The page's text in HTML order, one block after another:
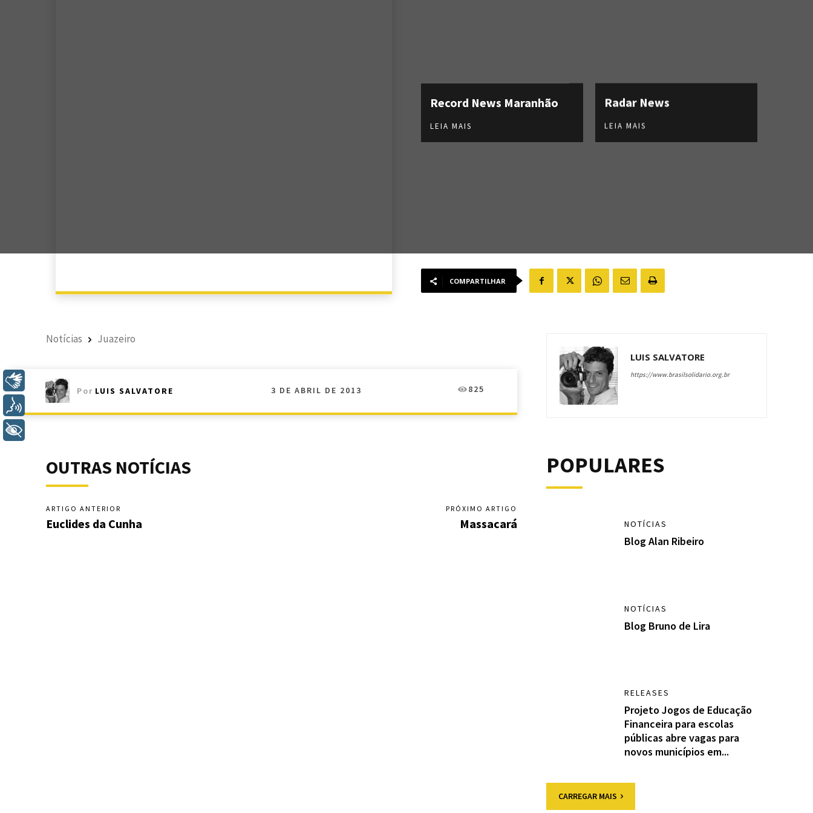
Record News Maranhão
LEIA MAIS
Radar News
LEIA MAIS
COMPARTILHAR
Notícias Juazeiro
Por LUIS SALVATORE 3 DE ABRIL DE 2013 825
OUTRAS NOTÍCIAS
ARTIGO ANTERIOR
Euclides da Cunha
PRÓXIMO ARTIGO
Massacará
LUIS SALVATORE
https://www.brasilsolidario.org.br
POPULARES
NOTÍCIAS
Blog Alan Ribeiro
NOTÍCIAS
Blog Bruno de Lira
RELEASES
Projeto Jogos de Educação
Financeira para escolas
públicas abre vagas para
novos municípios em...
CARREGAR MAIS
Libras
Voz